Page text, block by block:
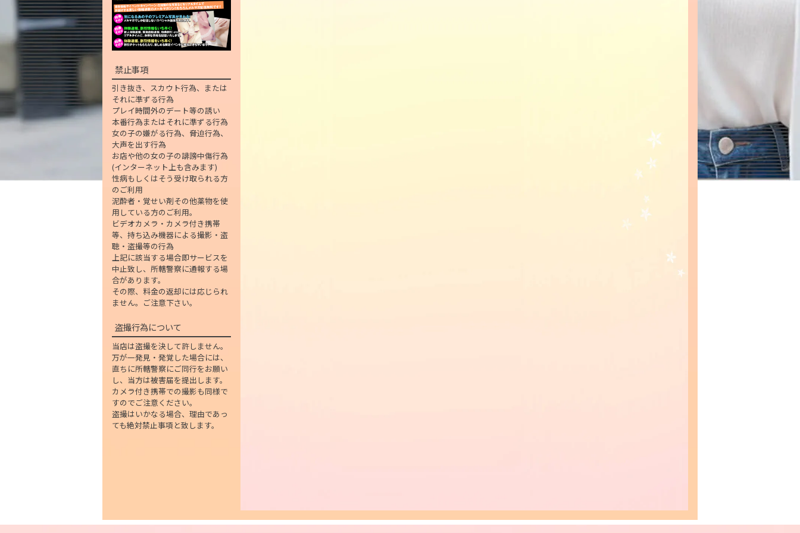
禁止事項
引き抜き、スカウト行為、または
それに準ずる行為
プレイ時間外のデート等の誘い
本番行為またはそれに準ずる行為
女の子の嫌がる行為、脅迫行為、
大声を出す行為
お店や他の女の子の誹謗中傷行為
(インターネット上も含みます)
性病もしくはそう受け取られる方
のご利用
泥酔者・覚せい剤その他薬物を使
用している方のご利用。
ビデオカメラ・カメラ付き携帯
等、持ち込み機器による撮影・盗
聴・盗撮等の行為
上記に該当する場合即サービスを
中止致し、所轄警察に通報する場
合があります。
その際、料金の返却には応じられ
ません。ご注意下さい。
盗撮行為について
当店は盗撮を決して許しません。
万が一発見・発覚した場合には、
直ちに所轄警察にご同行をお願い
し、当方は被害届を提出します。
カメラ付き携帯での撮影も同様で
すのでご注意ください。
盗撮はいかなる場合、理由であっ
ても絶対禁止事項と致します。